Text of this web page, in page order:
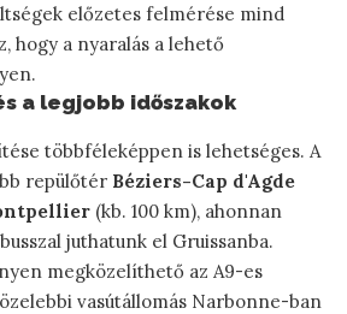
előzetes felmérése mind
hogy a nyaralás a lehető
a legjobb időszakok
többféleképpen is lehetséges. A
repülőtér Béziers-Cap d'Agde
(kb. 100 km), ahonnan
juthatunk el Gruissanba.
megközelíthető az A9-es
vasútállomás Narbonne-ban